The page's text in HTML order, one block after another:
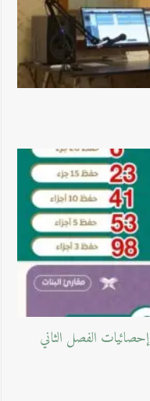
الفصل الثاني